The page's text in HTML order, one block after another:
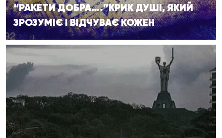
“РАКЕТИ ДОБРА….”КРИК ДУШІ, ЯКИЙ
ЗРОЗУМІЄ І ВІДЧУВАЄ КОЖЕН